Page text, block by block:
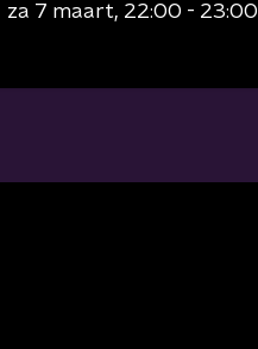
za 7 maart 22:00 - 23:00